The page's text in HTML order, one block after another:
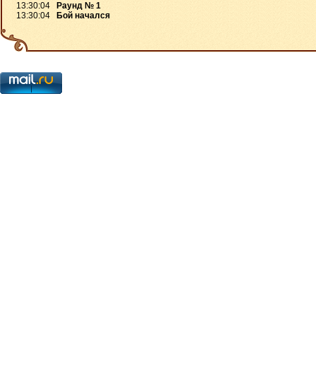
13:30:04
Раунд № 1
13:30:04
Бой начался